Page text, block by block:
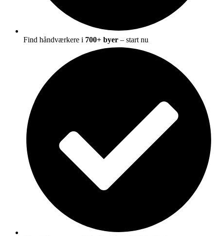
Find håndværkere i 700+ byer – start nu